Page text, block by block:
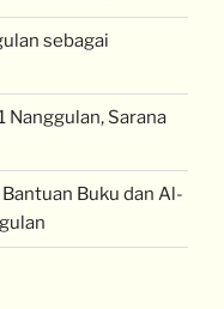
sebagai
Nanggulan, Sarana
Buku dan Al-